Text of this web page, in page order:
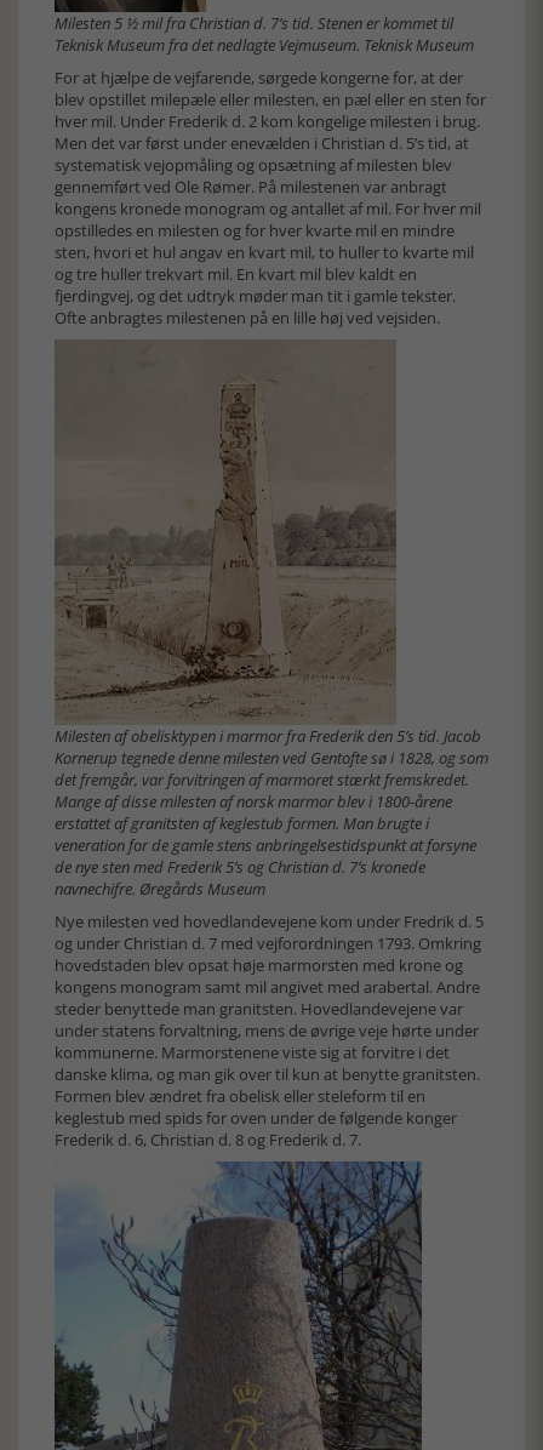
Milesten 5 ½ mil fra Christian d. 7’s tid. Stenen er kommet til
Teknisk Museum fra det nedlagte Vejmuseum. Teknisk Museum
For at hjælpe de vejfarende, sørgede kongerne for, at der
blev opstillet milepæle eller milesten, en pæl eller en sten for
hver mil. Under Frederik d. 2 kom kongelige milesten i brug.
Men det var først under enevælden i Christian d. 5’s tid, at
systematisk vejopmåling og opsætning af milesten blev
gennemført ved Ole Rømer. På milestenen var anbragt
kongens kronede monogram og antallet af mil. For hver mil
opstilledes en milesten og for hver kvarte mil en mindre
sten, hvori et hul angav en kvart mil, to huller to kvarte mil
og tre huller trekvart mil. En kvart mil blev kaldt en
fjerdingvej, og det udtryk møder man tit i gamle tekster.
Ofte anbragtes milestenen på en lille høj ved vejsiden.
Milesten af obelisktypen i marmor fra Frederik den 5’s tid. Jacob
Kornerup tegnede denne milesten ved Gentofte sø i 1828, og som
det fremgår, var forvitringen af marmoret stærkt fremskredet.
Mange af disse milesten af norsk marmor blev i 1800-årene
erstattet af granitsten af keglestub formen. Man brugte i
veneration for de gamle stens anbringelsestidspunkt at forsyne
de nye sten med Frederik 5’s og Christian d. 7’s kronede
navnechifre. Øregårds Museum
Nye milesten ved hovedlandevejene kom under Fredrik d. 5
og under Christian d. 7 med vejforordningen 1793. Omkring
hovedstaden blev opsat høje marmorsten med krone og
kongens monogram samt mil angivet med arabertal. Andre
steder benyttede man granitsten. Hovedlandevejene var
under statens forvaltning, mens de øvrige veje hørte under
kommunerne. Marmorstenene viste sig at forvitre i det
danske klima, og man gik over til kun at benytte granitsten.
Formen blev ændret fra obelisk eller steleform til en
keglestub med spids for oven under de følgende konger
Frederik d. 6, Christian d. 8 og Frederik d. 7.